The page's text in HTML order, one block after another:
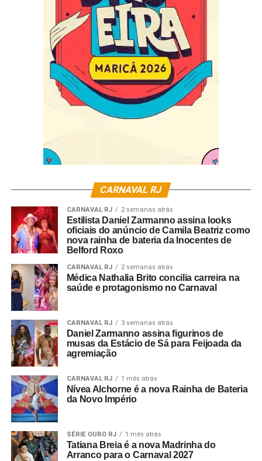
CARNAVAL RJ
CARNAVAL RJ 2 semanas atrás
Estilista Daniel Zarmanno assina looks
oficiais do anúncio de Camila Beatriz como
nova rainha de bateria da Inocentes de
Belford Roxo
CARNAVAL RJ 2 semanas atrás
Médica Nathalia Brito concilia carreira na
saúde e protagonismo no Carnaval
CARNAVAL RJ 3 semanas atrás
Daniel Zarmanno assina figurinos de
musas da Estácio de Sá para Feijoada da
agremiação
CARNAVAL RJ 1 mês atrás
Nívea Alchorne é a nova Rainha de Bateria
da Novo Império
SÉRIE OURO RJ 1 mês atrás
Tatiana Breia é a nova Madrinha do
Arranco para o Carnaval 2027